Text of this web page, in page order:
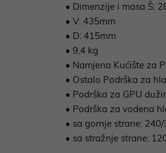
• Dimenzije i masa Š:
• V: 435mm
• D: 415mm
• 9,4 kg
• Namjena Kućište za
• Ostalo Podrška za
• Podrška za GPU
• Podrška za vodena
• sa gornje strane:
• sa stražnje strane: